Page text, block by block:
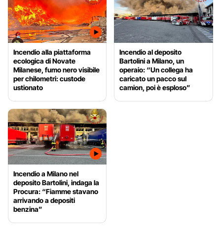
Incendio alla piattaforma
ecologica di Novate
Milanese, fumo nero visibile
per chilometri: custode
ustionato
Incendio al deposito
Bartolini a Milano, un
operaio: “Un collega ha
caricato un pacco sul
camion, poi è esploso”
Incendio a Milano nel
deposito Bartolini, indaga la
Procura: “Fiamme stavano
arrivando a depositi
benzina”